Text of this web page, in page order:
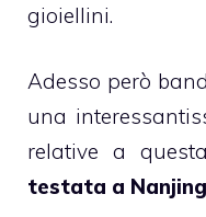
gioiellini.
Adesso però
una
relative a
testata a Nanjing